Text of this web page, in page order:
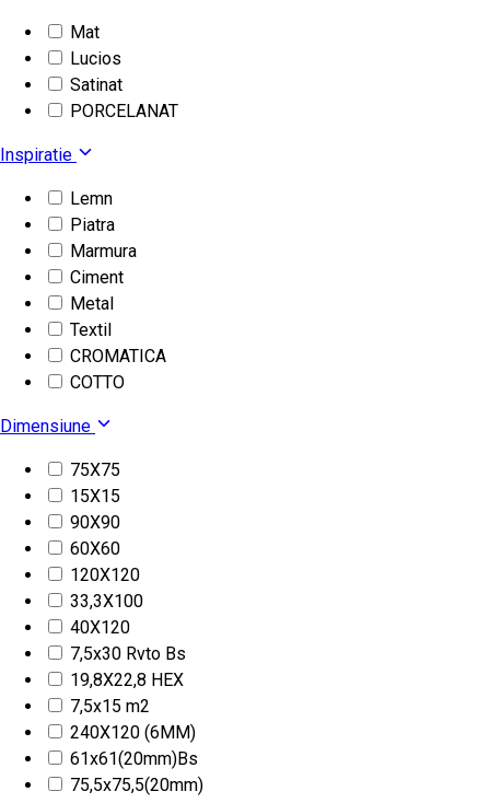
Mat
Lucios
Satinat
PORCELANAT
Inspiratie
Lemn
Piatra
Marmura
Ciment
Metal
Textil
CROMATICA
COTTO
Dimensiune
75X75
15X15
90X90
60X60
120X120
33,3X100
40X120
7,5x30 Rvto Bs
19,8X22,8 HEX
7,5x15 m2
240X120 (6MM)
61x61(20mm)Bs
75,5x75,5(20mm)